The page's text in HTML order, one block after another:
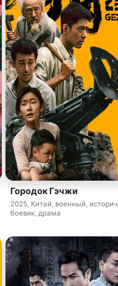
Городок Гэчжи
2025, Китай, военный,
боевик, драма